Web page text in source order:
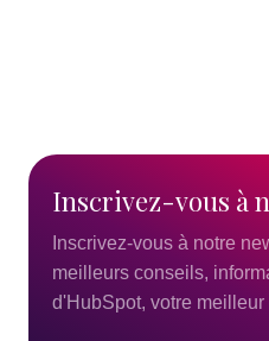
Inscrivez-vous à
Inscrivez-vous à notre
meilleurs conseils,
d'HubSpot, votre